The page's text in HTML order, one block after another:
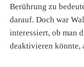
Berührung zu
darauf. Doch war
interessiert, ob man
deaktivieren könnte,